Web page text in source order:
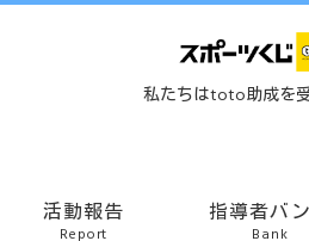
私たちはtoto助成を
活動報告
Report
指導者バ
Bank